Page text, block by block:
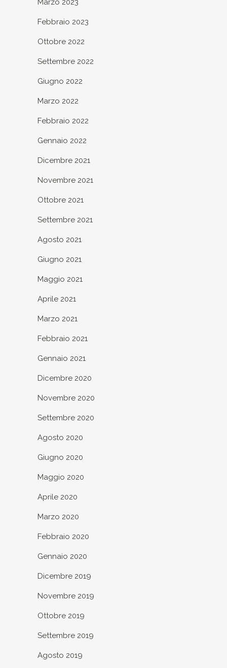
Febbraio 2023
Ottobre 2022
Settembre 2022
Giugno 2022
Marzo 2022
Febbraio 2022
Gennaio 2022
Dicembre 2021
Novembre 2021
Ottobre 2021
Settembre 2021
Agosto 2021
Giugno 2021
Maggio 2021
Aprile 2021
Marzo 2021
Febbraio 2021
Gennaio 2021
Dicembre 2020
Novembre 2020
Settembre 2020
Agosto 2020
Giugno 2020
Maggio 2020
Aprile 2020
Marzo 2020
Febbraio 2020
Gennaio 2020
Dicembre 2019
Novembre 2019
Ottobre 2019
Settembre 2019
Agosto 2019